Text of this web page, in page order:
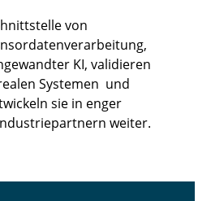
von
KI, validieren
Systemen und
sie in enger
weiter.